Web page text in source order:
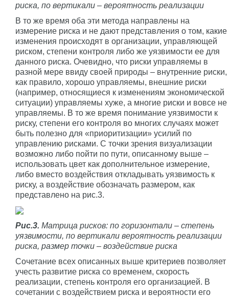
риска, по вертикали – вероятность реализации
В то же время оба эти метода направлены на
измерение риска и не дают представления о том, какие
изменения происходят в организации, управляющей
риском, степени контроля либо же уязвимости ее для
данного риска. Очевидно, что риски управляемы в
разной мере ввиду своей природы – внутренние риски,
как правило, хорошо управляемы, внешние риски
(например, относящиеся к изменениям экономической
ситуации) управляемы хуже, а многие риски и вовсе не
управляемы. В то же время понимание уязвимости к
риску, степени его контроля во многих случаях может
быть полезно для «приоритизации» усилий по
управлению рисками. С точки зрения визуализации
возможно либо пойти по пути, описанному выше –
использовать цвет как дополнительное измерение,
либо вместо воздействия откладывать уязвимость к
риску, а воздействие обозначать размером, как
представлено на рис.3.
Рис.3. Матрица рисков: по горизонтали – степень
уязвимости, по вертикали вероятность реализации
риска, размер точки – воздействие риска
Сочетание всех описанных выше критериев позволяет
учесть развитие риска со временем, скорость
реализации, степень контроля его организацией. В
сочетании с воздействием риска и вероятности его